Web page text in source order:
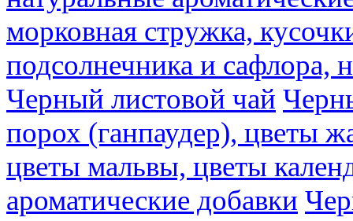
морковная стружка,
подсолнечника и сафлора,
Черный листовой чай
порох (ганпаудер), цветы
цветы мальвы, цветы
ароматические добавки